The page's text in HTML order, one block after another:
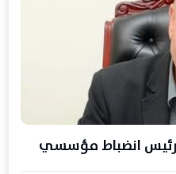
انضباط مؤسسي